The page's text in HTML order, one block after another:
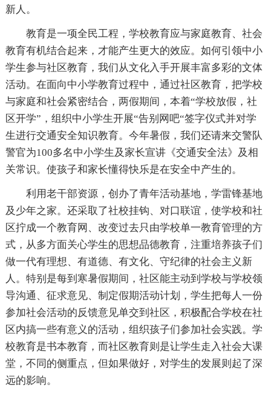
新人。
教育是一项全民工程，学校教育应与家庭教育、社会
教育有机结合起来，才能产生更大的效应。如何引领中小
学生参与社区教育，我们从文化入手开展丰富多彩的文体
活动。在面向中小学教育过程中，通过社区教育，把学校
与家庭和社会紧密结合，两假期间，本着“学校放假，社
区开学”，组织中小学生开展“告别网吧“签字仪式并对学
生进行交通安全知识教育。今年暑假，我们还请来交警队
警官为100多名中小学生及家长宣讲《交通安全法》及相
关常识。使孩子和家长懂得快乐是在安全中产生的。
利用老干部资源，创办了青年活动基地，学雷锋基地
及少年之家。还采取了社校挂钩、对口联谊，使学校和社
区拧成一个教育网、改变过去只由学校单一教育管理的方
式，从多方面关心学生的思想品德教育，注重培养孩子们
做一代有理想、有道德、有文化、守纪律的社会主义新
人。特别是每到寒暑假期间，社区能主动到学校与学校领
导沟通、征求意见、制定假期活动计划，学生把每人一份
参加社会活动的反馈意见单交到社区，积极配合学校在社
区内搞一些有意义的活动，组织孩子们参加社会实践。学
校教育是书本教育，而社区教育则是让学生走入社会大课
堂，不同的侧重点，但如果做好，对学生的发展则起了深
远的影响。